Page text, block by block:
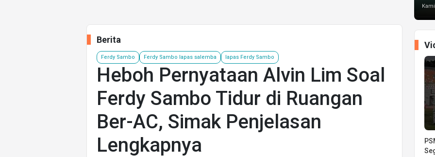
Berita
Ferdy Sambo Ferdy Sambo lapas salemba lapas Ferdy Sambo
Heboh Pernyataan Alvin Lim Soal
Ferdy Sambo Tidur di Ruangan
Ber-AC, Simak Penjelasan
Lengkapnya